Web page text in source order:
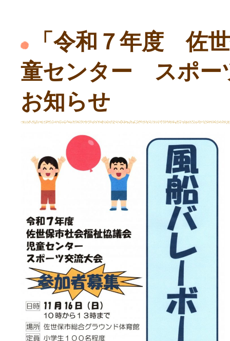
「令和７年度 佐
童センター スポー
お知らせ